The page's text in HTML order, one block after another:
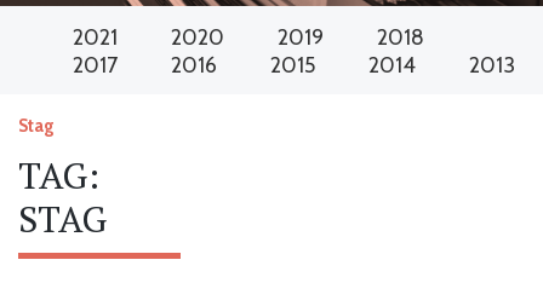
2021 2020 2019
2018
2017
2016 2015 2014 2013
Stag
TAG:
STAG